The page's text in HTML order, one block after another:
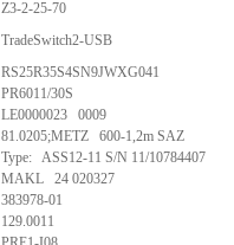
Z3-2-25-70
TradeSwitch2-USB
RS25R35S4SN9JWXG041
PR6011/30S
LE0000023 0009
81.0205;METZ 600-1,2m SAZ
Type: ASS12-11 S/N 11/10784407
MAKL 24 020327
383978-01
129.0011